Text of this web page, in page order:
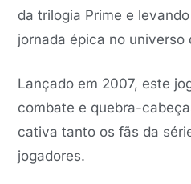
da trilogia Prime e
jornada épica no universo
Lançado em 2007, este
combate e quebra-
cativa tanto os fãs da
jogadores.